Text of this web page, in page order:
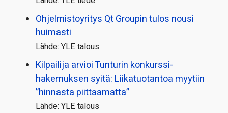
Ohjelmistoyritys Qt Groupin tulos nousi
huimasti
Lähde: YLE talous
Kilpailija arvioi Tunturin konkurssi­
hakemuksen syitä: Liikatuotantoa myytiin
”hinnasta piittaamatta”
Lähde: YLE talous